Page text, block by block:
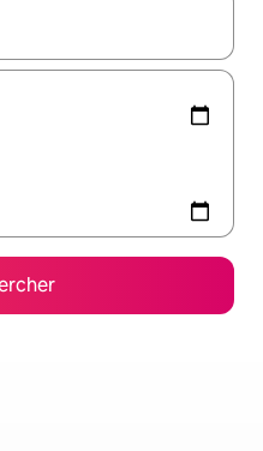
utilisez les flèches vers le